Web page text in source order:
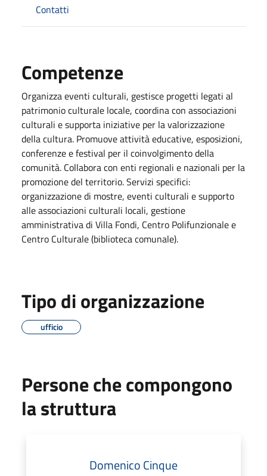
Contatti
Competenze
Organizza eventi culturali, gestisce progetti legati al
patrimonio culturale locale, coordina con associazioni
culturali e supporta iniziative per la valorizzazione
della cultura. Promuove attività educative, esposizioni,
conferenze e festival per il coinvolgimento della
comunità. Collabora con enti regionali e nazionali per la
promozione del territorio. Servizi specifici:
organizzazione di mostre, eventi culturali e supporto
alle associazioni culturali locali, gestione
amministrativa di Villa Fondi, Centro Polifunzionale e
Centro Culturale (biblioteca comunale).
Tipo di organizzazione
ufficio
Persone che compongono
la struttura
Domenico Cinque